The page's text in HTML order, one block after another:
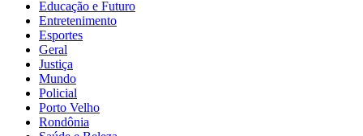
Educação e Futuro
Entretenimento
Esportes
Geral
Justiça
Mundo
Policial
Porto Velho
Rondônia